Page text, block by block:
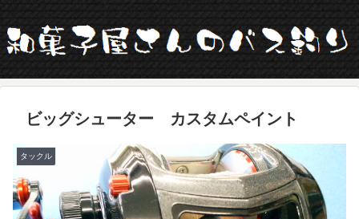
ビッグシューター カスタムペイント
タックル